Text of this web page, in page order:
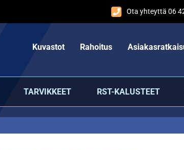
Ota yhteyttä 06
Kuvastot Rahoitus
TARVIKKEET RST-KALUSTEET